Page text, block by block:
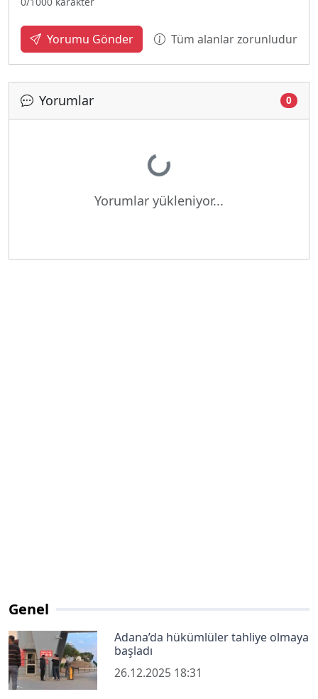
Yorumu Gönder Tüm alanlar zorunludur
Yorumlar 0
Yükleniyor...
Yorumlar yükleniyor...
Genel
Adana’da hükümlüler tahliye olmaya
başladı
26.12.2025 18:31